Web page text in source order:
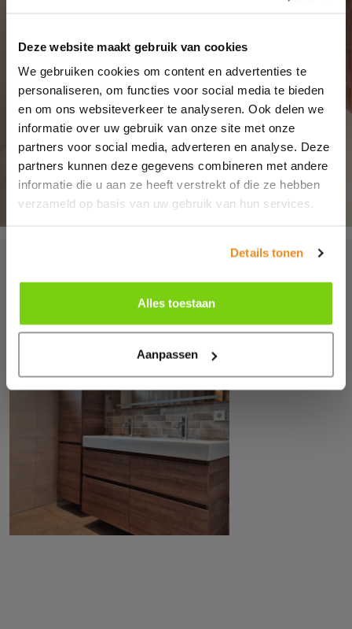
Deze website maakt gebruik van cookies
We gebruiken cookies om content en advertenties te
personaliseren, om functies voor social media te bieden
en om ons websiteverkeer te analyseren. Ook delen we
informatie over uw gebruik van onze site met onze
partners voor social media, adverteren en analyse. Deze
partners kunnen deze gegevens combineren met andere
informatie die u aan ze heeft verstrekt of die ze hebben
verzameld op basis van uw gebruik van hun services.
Details tonen
Alles toestaan
Aanpassen
Inspiratie voor jouw nieuwe